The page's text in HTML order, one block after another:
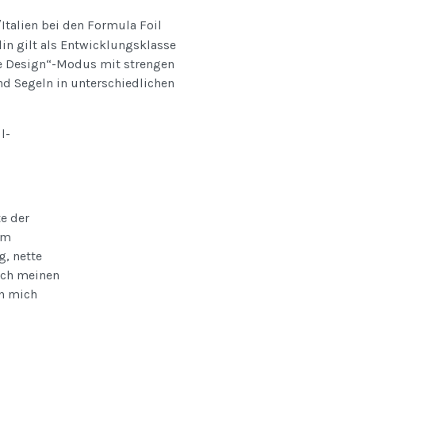
bei den Formula Foil
gilt als Entwicklungsklasse
Design“-Modus mit strengen
Segeln in unterschiedlichen
der
nette
meinen
mich